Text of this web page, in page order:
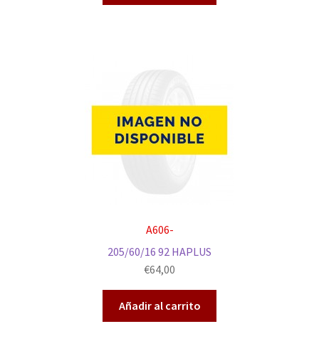
A606-
205/60/16 92 HAPLUS
€64,00
Añadir al carrito